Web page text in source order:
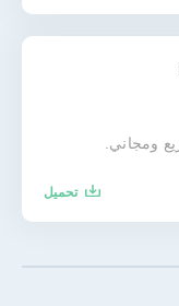
ومجاني.
تحميل